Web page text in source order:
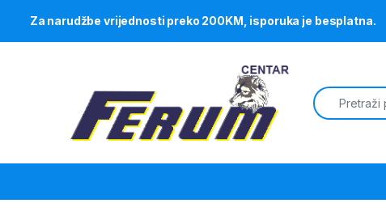
Za narudžbe vrijednosti preko 200KM, isporuka je besplatna.
Search for: